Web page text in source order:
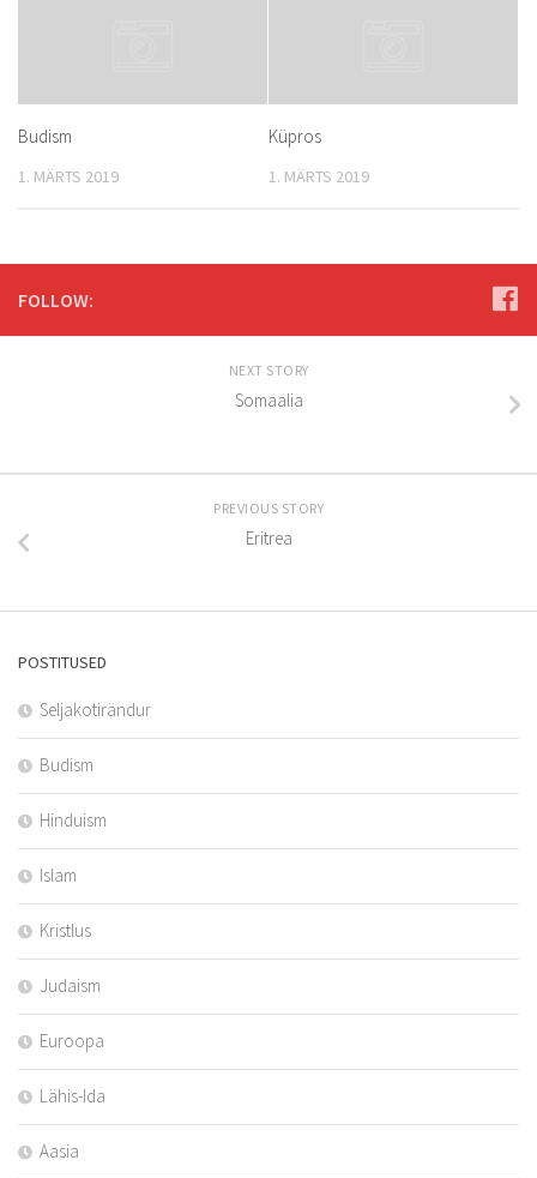
Budism
1. MÄRTS 2019
Küpros
1. MÄRTS 2019
FOLLOW:
NEXT STORY
Somaalia
PREVIOUS STORY
Eritrea
POSTITUSED
Seljakotirändur
Budism
Hinduism
Islam
Kristlus
Judaism
Euroopa
Lähis-Ida
Aasia